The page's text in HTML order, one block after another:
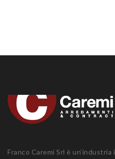
Franco Caremi Srl è